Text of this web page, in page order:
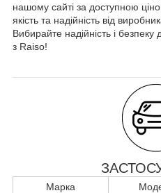
нашому сайті за доступною
якість та надійність від
Вибирайте надійність і
з Raiso!
Марка